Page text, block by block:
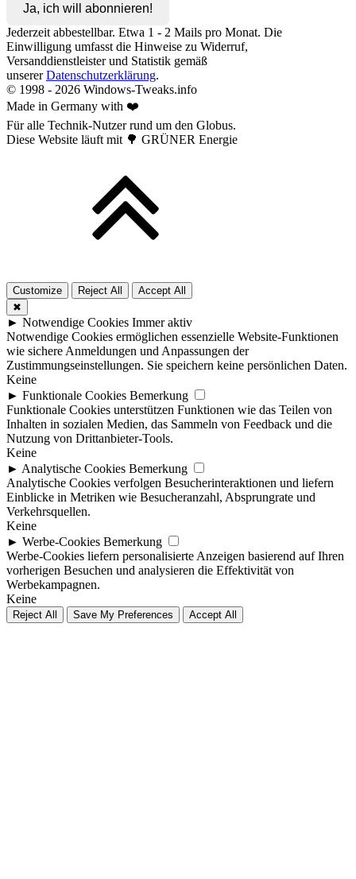
Ja, ich will abonnieren!
Jederzeit abbestellbar. Etwa 1 - 2 Mails pro Monat. Die
Einwilligung umfasst die Hinweise zu Widerruf,
Versanddienstleister und Statistik gemäß
unsererDatenschutzerklärung.
© 1998 - 2026 Windows-Tweaks.info
Made in Germany with ❤️
Für alle Technik-Nutzer rund um den Globus.
Diese Website läuft mit 🌳 GRÜNER Energie
Customize Reject All
Accept All
✖
► Notwendige Cookies Immer aktiv
Notwendige Cookies ermöglichen essenzielle Website-Funktionen
wie sichere Anmeldungen und Anpassungen der
Zustimmungseinstellungen. Sie speichern keine persönlichen Daten.
Keine
► Funktionale Cookies Bemerkung
Funktionale Cookies unterstützen Funktionen wie das Teilen von
Inhalten in sozialen Medien, das Sammeln von Feedback und die
Nutzung von Drittanbieter-Tools.
Keine
► Analytische Cookies Bemerkung
Analytische Cookies verfolgen Besucherinteraktionen und liefern
Einblicke in Metriken wie Besucheranzahl, Absprungrate und
Verkehrsquellen.
Keine
► Werbe-Cookies Bemerkung
Werbe-Cookies liefern personalisierte Anzeigen basierend auf Ihren
vorherigen Besuchen und analysieren die Effektivität von
Werbekampagnen.
Keine
Reject All Save My Preferences Accept All